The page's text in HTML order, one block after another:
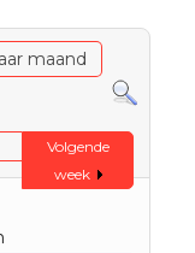
maand
Volgende
week